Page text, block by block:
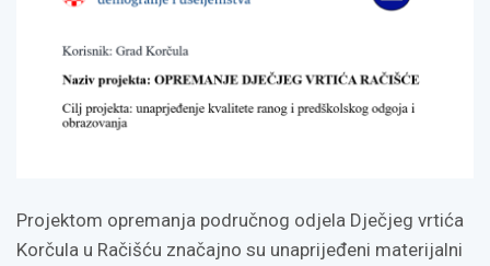
Projektom opremanja područnog odjela Dječjeg vrtića
Korčula u Račišću značajno su unaprijeđeni materijalni